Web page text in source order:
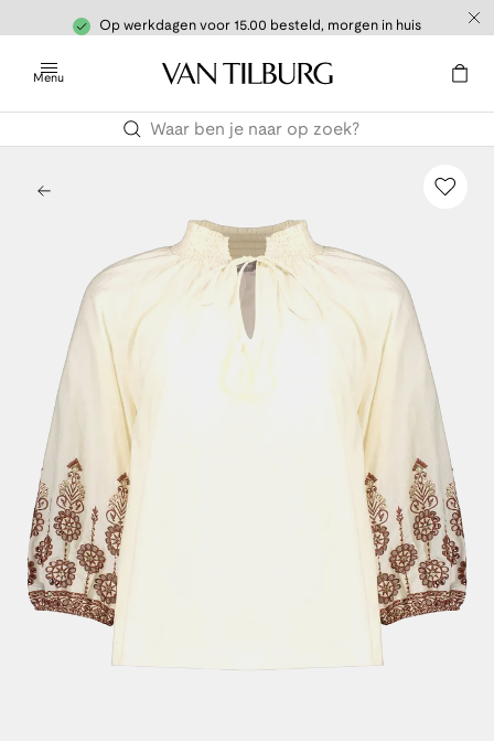
Op werkdagen voor 15.00 besteld, morgen in huis
Menu